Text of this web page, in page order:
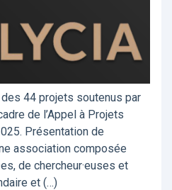
44 projets soutenus par
de l’Appel à Projets
Présentation de
association composée
de chercheur·euses et
et (…)